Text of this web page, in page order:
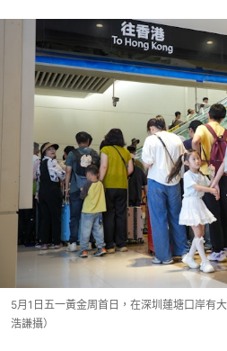
5月1日五一黃金周首日，在深圳蓮塘口岸有
浩謙攝）